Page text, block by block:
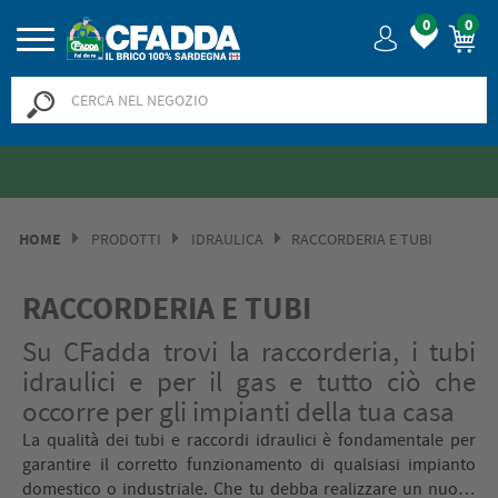
0 0
HOME PRODOTTI IDRAULICA RACCORDERIA E TUBI
RACCORDERIA E TUBI
Su CFadda trovi la raccorderia, i tubi
idraulici e per il gas e tutto ciò che
occorre per gli impianti della tua casa
La qualità dei tubi e raccordi idraulici è fondamentale per
garantire il corretto funzionamento di qualsiasi impianto
domestico o industriale. Che tu debba realizzare un nuovo